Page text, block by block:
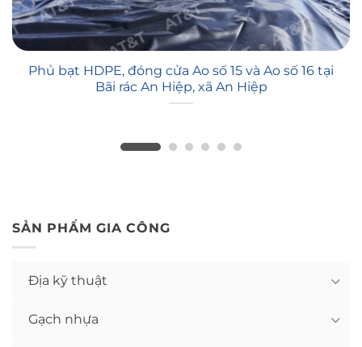
Phủ bạt HDPE, đóng cửa Ao số 15 và Ao số 16 tại
Bãi rác An Hiệp, xã An Hiệp
SẢN PHẨM GIA CÔNG
Địa kỹ thuật
Gạch nhựa